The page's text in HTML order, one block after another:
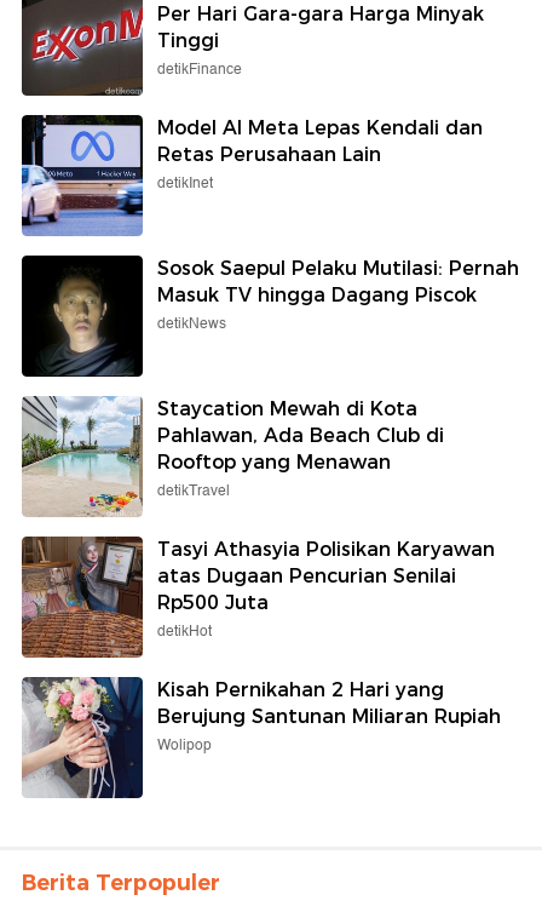
Per Hari Gara-gara Harga Minyak
Tinggi
detikFinance
Model AI Meta Lepas Kendali dan
Retas Perusahaan Lain
detikInet
Sosok Saepul Pelaku Mutilasi: Pernah
Masuk TV hingga Dagang Piscok
detikNews
Staycation Mewah di Kota
Pahlawan, Ada Beach Club di
Rooftop yang Menawan
detikTravel
Tasyi Athasyia Polisikan Karyawan
atas Dugaan Pencurian Senilai
Rp500 Juta
detikHot
Kisah Pernikahan 2 Hari yang
Berujung Santunan Miliaran Rupiah
Wolipop
Berita Terpopuler